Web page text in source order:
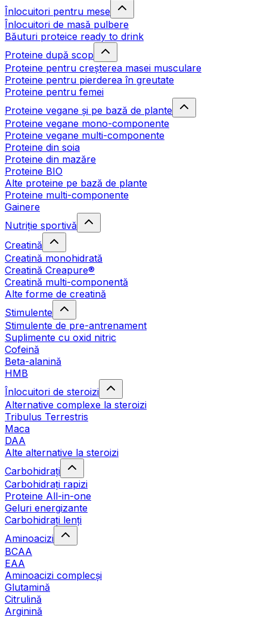
Înlocuitori pentru mese
Înlocuitori de masă pulbere
Băuturi proteice ready to drink
Proteine după scop
Proteine pentru creșterea masei musculare
Proteine pentru pierderea în greutate
Proteine pentru femei
Proteine vegane și pe bază de plante
Proteine vegane mono-componente
Proteine vegane multi-componente
Proteine din soia
Proteine din mazăre
Proteine BIO
Alte proteine pe bază de plante
Proteine multi-componente
Gainere
Nutriție sportivă
Creatină
Creatină monohidrată
Creatină Creapure®
Creatină multi-componentă
Alte forme de creatină
Stimulente
Stimulente de pre-antrenament
Suplimente cu oxid nitric
Cofeină
Beta-alanină
HMB
Înlocuitori de steroizi
Alternative complexe la steroizi
Tribulus Terrestris
Maca
DAA
Alte alternative la steroizi
Carbohidrați
Carbohidrați rapizi
Proteine All-in-one
Geluri energizante
Carbohidrați lenți
Aminoacizi
BCAA
EAA
Aminoacizi complecși
Glutamină
Citrulină
Arginină